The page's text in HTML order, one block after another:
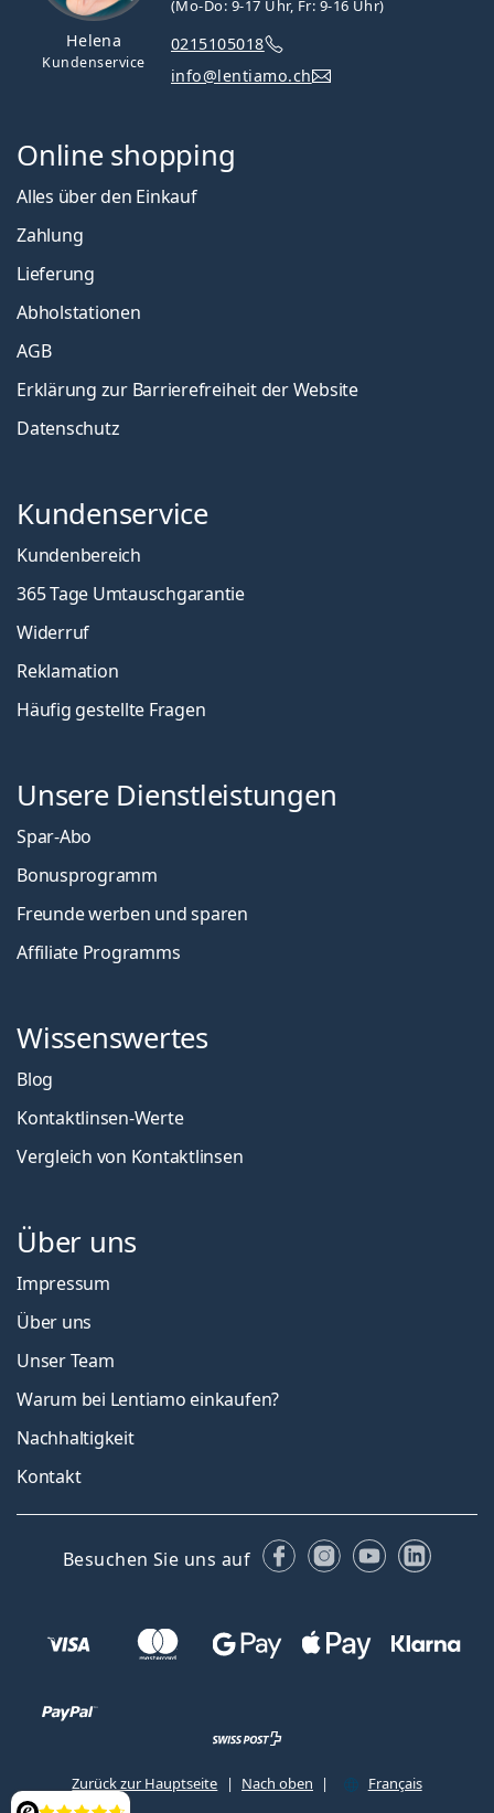
Helena
Kundenservice
(Mo-Do: 9-17 Uhr, Fr: 9-16 Uhr)
0215105018
info@lentiamo.ch
Online shopping
Alles über den Einkauf
Zahlung
Lieferung
Abholstationen
AGB
Erklärung zur Barrierefreiheit der Website
Datenschutz
Kundenservice
Kundenbereich
365 Tage Umtauschgarantie
Widerruf
Reklamation
Häufig gestellte Fragen
Unsere Dienstleistungen
Spar-Abo
Bonusprogramm
Freunde werben und sparen
Affiliate Programms
Wissenswertes
Blog
Kontaktlinsen-Werte
Vergleich von Kontaktlinsen
Über uns
Impressum
Über uns
Unser Team
Warum bei Lentiamo einkaufen?
Nachhaltigkeit
Kontakt
Besuchen Sie uns auf FacebookInstagram
YouTube
Zurück zur Hauptseite Nach oben
Français